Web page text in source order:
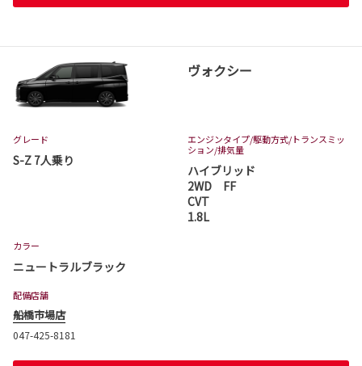
ヴォクシー
グレード
S-Z 7人乗り
エンジンタイプ/駆動方式/トランスミッ
ション/排気量
ハイブリッド
2WD FF
CVT
1.8L
カラー
ニュートラルブラック
配備店舗
船橋市場店
047-425-8181